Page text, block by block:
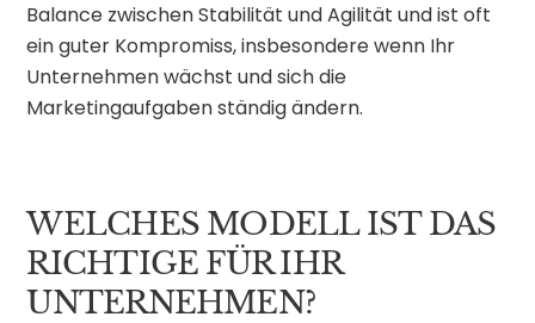
Balance zwischen Stabilität und Agilität und ist oft
ein guter Kompromiss, insbesondere wenn Ihr
Unternehmen wächst und sich die
Marketingaufgaben ständig ändern.
WELCHES MODELL IST DAS
RICHTIGE FÜR IHR
UNTERNEHMEN?